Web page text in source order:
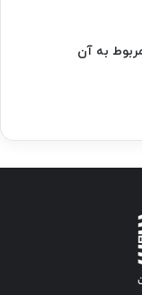
به آن